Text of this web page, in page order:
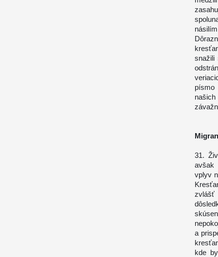
snažili
31.
avšak
vplyv
zvlášť
a
kde